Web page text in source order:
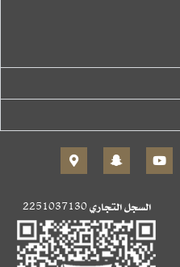
السجل التجاري2251037130